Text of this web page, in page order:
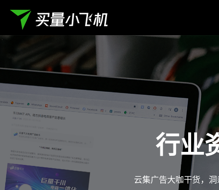
行业
云集广告大咖干货，